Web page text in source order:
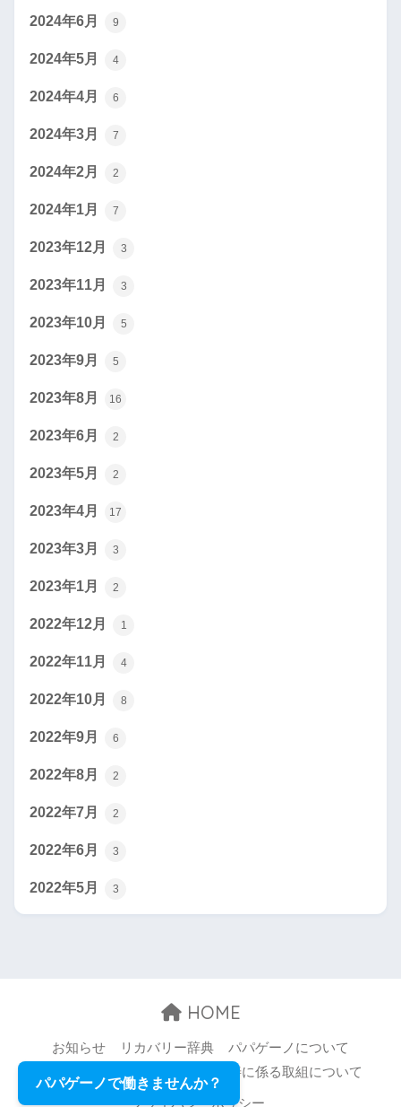
2024年6月 9
2024年5月 4
2024年4月 6
2024年3月 7
2024年2月 2
2024年1月 7
2023年12月 3
2023年11月 3
2023年10月 5
2023年9月 5
2023年8月 16
2023年6月 2
2023年5月 2
2023年4月 17
2023年3月 3
2023年1月 2
2022年12月 1
2022年11月 4
2022年10月 8
2022年9月 6
2022年8月 2
2022年7月 2
2022年6月 3
2022年5月 3
HOME
お知らせ リカバリー辞典
パパゲーノについて
職場環境等の改善に係る取組について
プライバシーポリシー
パパゲーノで働きませんか？